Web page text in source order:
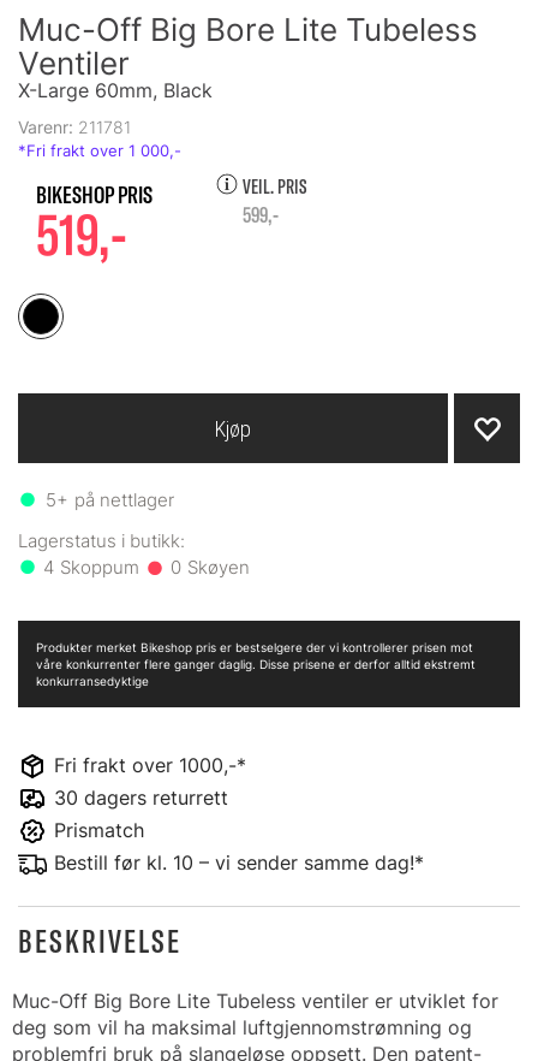
Muc-Off Big Bore Lite Tubeless
Ventiler
X-Large 60mm, Black
Varenr: 211781
519,-
VEIL. PRIS
599,-
5+ på nettlager
4 0
Kjøp
Fri frakt over 1000,-*
30 dagers returrett
Prismatch
Bestill før kl. 10 – vi sender samme dag!*
Produkter merket Bikeshop pris er bestselgere der vi kontrollerer prisen mot
våre konkurrenter flere ganger daglig. Disse prisene er derfor alltid ekstremt
konkurransedyktige
BESKRIVELSE
Muc-Off Big Bore Lite Tubeless ventiler er utviklet for
deg som vil ha maksimal luftgjennomstrømning og
problemfri bruk på slangeløse oppsett. Den patent-